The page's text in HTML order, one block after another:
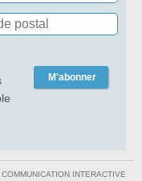
M'abonner
INTERACTIVE